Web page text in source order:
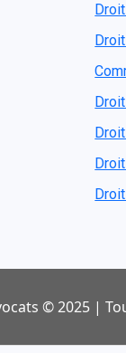
© 2025 |